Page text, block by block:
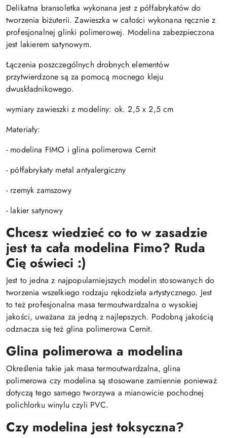
Delikatna bransoletka wykonana jest z półfabrykatów do
tworzenia biżuterii. Zawieszka w całości wykonana ręcznie z
profesjonalnej glinki polimerowej. Modelina zabezpieczona
jest lakierem satynowym.
Łączenia poszczególnych drobnych elementów
przytwierdzone są za pomocą mocnego kleju
dwuskładnikowego.
wymiary zawieszki z modeliny: ok. 2,5 x 2,5 cm
Materiały:
- modelina FIMO i glina polimerowa Cernit
- półfabrykaty metal antyalergiczny
- rzemyk zamszowy
- lakier satynowy
Chcesz wiedzieć co to w zasadzie
jest ta cała modelina Fimo? Ruda
Cię oświeci :)
Jest to jedna z najpopularniejszych modelin stosowanych do
tworzenia wszelkiego rodzaju rękodzieła artystycznego. Jest
to też profesjonalna masa termoutwardzalna o wysokiej
jakości, uważana za jedną z najlepszych. Podobną jakością
odznacza się też glina polimerowa Cernit.
Glina polimerowa a modelina
Określenia takie jak masa termoutwardzalna, glina
polimerowa czy modelina są stosowane zamiennie ponieważ
dotyczą tego samego tworzywa a mianowicie pochodnej
polichlorku winylu czyli PVC.
Czy modelina jest toksyczna?